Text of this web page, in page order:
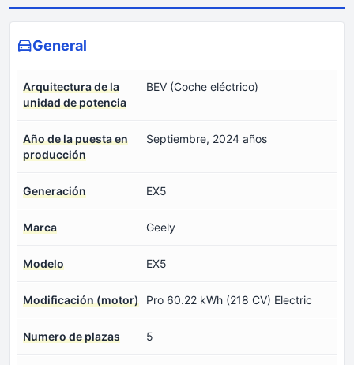
General
Arquitectura de la
unidad de potencia
BEV (Coche eléctrico)
Año de la puesta en
producción
Septiembre, 2024 años
Generación EX5
Marca Geely
Modelo EX5
Modificación (motor) Pro 60.22 kWh (218 CV) Electric
Numero de plazas 5